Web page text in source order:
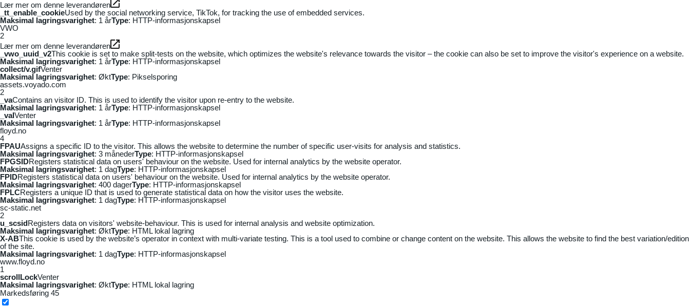
Lær mer om denne leverandøren
_tt_enable_cookieUsed by the social networking service, TikTok, for tracking the use of embedded services.
Maksimal lagringsvarighet: 1 årType: HTTP-informasjonskapsel
VWO
2
Lær mer om denne leverandøren
_vwo_uuid_v2This cookie is set to make split-tests on the website, which optimizes the website's relevance towards the visitor – the cookie can also be set to improve the visitor's experience on a website.
Maksimal lagringsvarighet: 1 årType: HTTP-informasjonskapsel
collect/v.gifVenter
Maksimal lagringsvarighet: ØktType: Pikselsporing
assets.voyado.com
2
_vaContains an visitor ID. This is used to identify the visitor upon re-entry to the website.
Maksimal lagringsvarighet: 1 årType: HTTP-informasjonskapsel
_vaIVenter
Maksimal lagringsvarighet: 1 årType: HTTP-informasjonskapsel
floyd.no
4
FPAUAssigns a specific ID to the visitor. This allows the website to determine the number of specific user-visits for analysis and statistics.
Maksimal lagringsvarighet: 3 månederType: HTTP-informasjonskapsel
FPGSIDRegisters statistical data on users' behaviour on the website. Used for internal analytics by the website operator.
Maksimal lagringsvarighet: 1 dagType: HTTP-informasjonskapsel
FPIDRegisters statistical data on users' behaviour on the website. Used for internal analytics by the website operator.
Maksimal lagringsvarighet: 400 dagerType: HTTP-informasjonskapsel
FPLCRegisters a unique ID that is used to generate statistical data on how the visitor uses the website.
Maksimal lagringsvarighet: 1 dagType: HTTP-informasjonskapsel
sc-static.net
2
u_scsidRegisters data on visitors' website-behaviour. This is used for internal analysis and website optimization.
Maksimal lagringsvarighet: ØktType: HTML lokal lagring
X-ABThis cookie is used by the website’s operator in context with multi-variate testing. This is a tool used to combine or change content on the website. This allows the website to find the best variation/edition
of the site.
Maksimal lagringsvarighet: 1 dagType: HTTP-informasjonskapsel
www.floyd.no
1
scrollLockVenter
Maksimal lagringsvarighet: ØktType: HTML lokal lagring
Markedsføring 45